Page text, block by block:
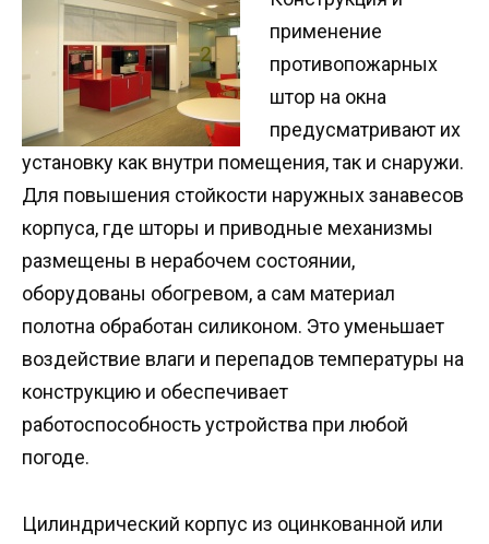
применение
противопожарных
штор на окна
предусматривают их
установку как внутри помещения, так и снаружи.
Для повышения стойкости наружных занавесов
корпуса, где шторы и приводные механизмы
размещены в нерабочем состоянии,
оборудованы обогревом, а сам материал
полотна обработан силиконом. Это уменьшает
воздействие влаги и перепадов температуры на
конструкцию и обеспечивает
работоспособность устройства при любой
погоде.
Цилиндрический корпус из оцинкованной или